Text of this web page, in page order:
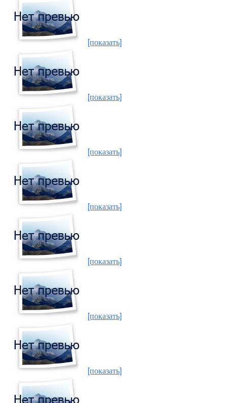
[показать]
[показать]
[показать]
[показать]
[показать]
[показать]
[показать]